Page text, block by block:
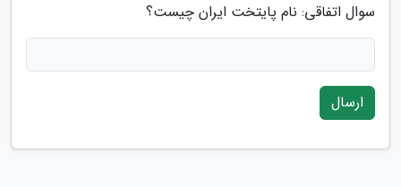
سوال اتفاقی: نام پایتخت ایران چیست؟
ارسال